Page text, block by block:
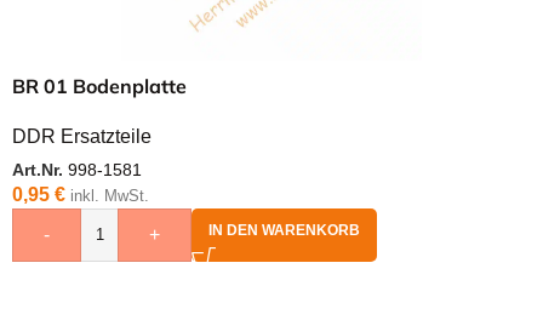
BR 01 Bodenplatte
DDR Ersatzteile
Art.Nr. 998-1581
0,95 € inkl. MwSt.
- + IN DEN WARENKORB